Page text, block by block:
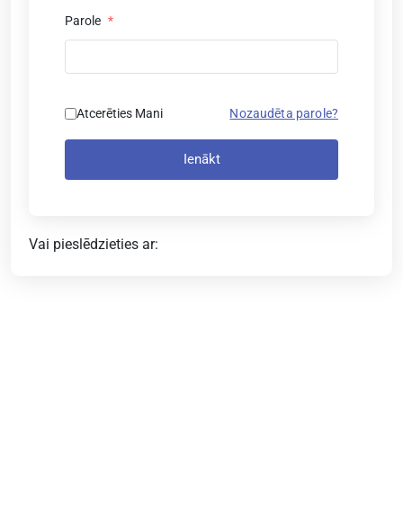
Parole *
Atcerēties Mani Nozaudēta parole?
Ienākt
Vai pieslēdzieties ar: